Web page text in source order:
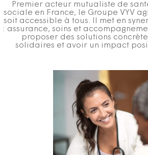
Premier acteur mutualiste de
sociale en France, le Groupe VYV
soit accessible à tous. Il met en
: assurance, soins et
proposer des solutions
solidaires et avoir un impact